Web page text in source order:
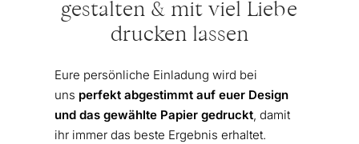
gestalten & mit viel Liebe
drucken lassen
Eure persönliche Einladung wird bei
uns perfekt abgestimmt auf euer Design
und das gewählte Papier gedruckt, damit
ihr immer das beste Ergebnis erhaltet.